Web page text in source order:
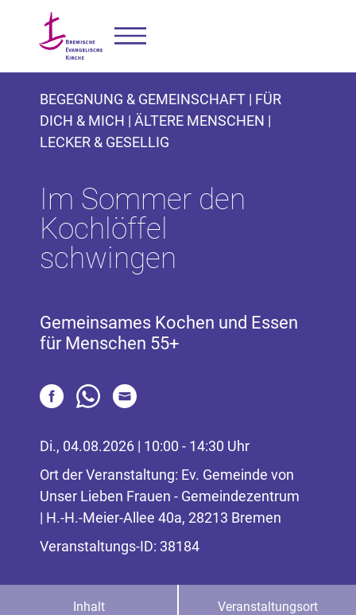
BEGEGNUNG & GEMEINSCHAFT | FÜR
DICH & MICH | ÄLTERE MENSCHEN |
LECKER & GESELLIG
Im Sommer den
Kochlöffel
schwingen
Gemeinsames Kochen und Essen
für Menschen 55+
Di., 04.08.2026 | 10:00 - 14:30 Uhr
Ort der Veranstaltung: Ev. Gemeinde von
Unser Lieben Frauen - Gemeindezentrum
| H.-H.-Meier-Allee 40a, 28213 Bremen
Veranstaltungs-ID: 38184
Inhalt Veranstaltungsort